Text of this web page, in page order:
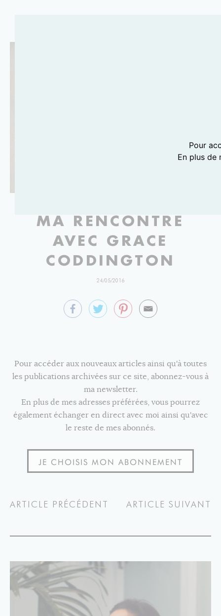
MA RENCONTRE
AVEC GRACE
CODDINGTON
24/05/2016
Pour accéder aux nouveaux articles ainsi qu'à toutes
les publications archivées sur ce site, abonnez-vous à
ma newsletter.
En plus de mes adresses préférées, vous pourrez
également échanger en direct avec moi ainsi qu'avec
le reste de mes abonnés.
JE CHOISIS MON ABONNEMENT
Pour
En plus de
ARTICLE PRÉCÉDENT ARTICLE SUIVANT